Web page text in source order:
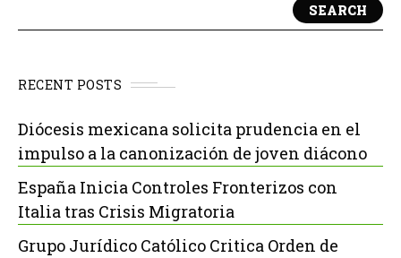
SEARCH
RECENT POSTS
Diócesis mexicana solicita prudencia en el
impulso a la canonización de joven diácono
España Inicia Controles Fronterizos con
Italia tras Crisis Migratoria
Grupo Jurídico Católico Critica Orden de